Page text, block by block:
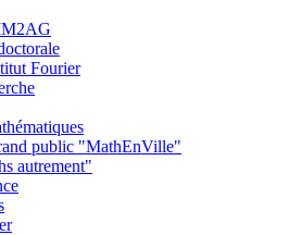
Fourier
public "MathEnVille"
autrement"